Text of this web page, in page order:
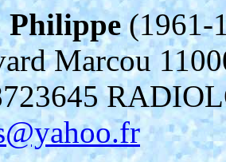
Philippe(1961-
Marcou